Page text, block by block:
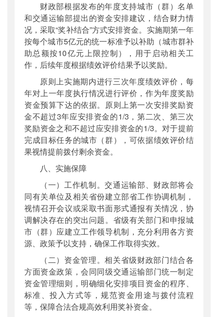
财政部根据发布的年度支持城市（群）名单
和交通运输部提出的资金安排建议，结合财力情
况，采取“奖补结合”方式安排资金。实施期第一年
按每个城市5亿元的统一标准予以补助（城市群补
助总额按10亿元上限控制），用于启动相关工
作，后续年度根据绩效评价结果予以奖励。
原则上实施期内进行三次年度绩效评价，每
年对上一年度执行情况进行评价，作为年度奖励
资金预算下达的依据。原则上第一次安排奖励资
金不超过3年应安排资金的1/3，第二次、第三次
奖励资金之和不超过应安排资金的1/3。对于提前
完成目标任务的城市（群），可依据绩效评价结
果视情提前拨付剩余资金。
八、实施保障
（一）工作机制。交通运输部、财政部将会
同有关单位及相关省份建立部省工作协调机制，
视情召开会议或采取书面形式通报有关情况，协
调解决存在的突出问题。省级有关部门和申报城
市（群）应建立工作领导机制，充分利用各方资
源、政策予以支持，确保工作取得实效。
（二）资金管理。相关省级财政部门结合各
方面资金政策，会同同级交通运输部门统一制定
资金管理细则，明确细化安排项目资金的程序、
标准、投入方式等，规范资金用途与拨付流程
等，保障合法合规高效利用奖补资金。